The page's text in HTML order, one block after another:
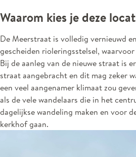
Waarom kies je deze
De Meerstraat is volledig vernieuwd
gescheiden rioleringsstelsel, waarvoor
Bij de aanleg van de nieuwe straat is
straat aangebracht en dit mag zeker
een veel aangenamer klimaat zou
als de vele wandelaars die in het
dagelijkse wandeling maken en voor
kerkhof gaan.